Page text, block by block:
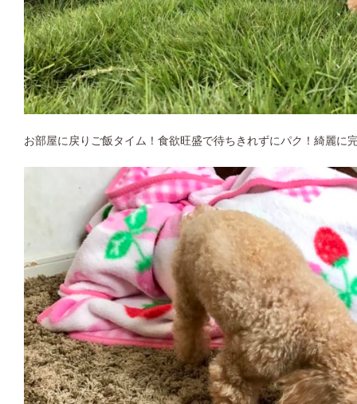
お部屋に戻りご飯タイム！食欲旺盛で待ちきれずにパク！綺麗に